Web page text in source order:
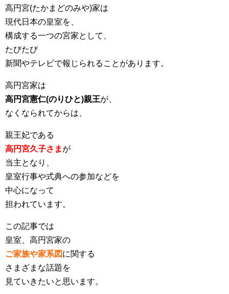
高円宮(たかまどのみや)家は
現代日本の皇室を、
構成する一つの宮家として、
たびたび
新聞やテレビで報じられることがあります。
高円宮家は
高円宮憲仁(のりひと)親王が、
なくなられてからは、
親王妃である
高円宮久子さま が
当主となり、
皇室行事や式典への参加などを
中心になって
担われています。
この記事では
皇室、高円宮家の
ご家族や家系図 に関する
さまざまな話題を
見ていきたいと思います。